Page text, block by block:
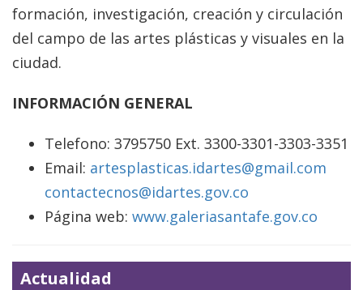
formación, investigación, creación y circulación
del campo de las artes plásticas y visuales en la
ciudad.
INFORMACIÓN GENERAL
Telefono: 3795750 Ext. 3300-3301-3303-3351
Email: artesplasticas.idartes@gmail.com
contactecnos@idartes.gov.co
Página web: www.galeriasantafe.gov.co
Actualidad